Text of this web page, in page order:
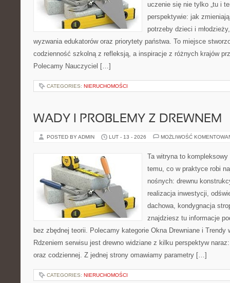
uczenie się nie tylko „tu i
perspektywie: jak
potrzeby dzieci i
wyzwania edukatorów oraz priorytety państwa. To miejsce
codzienność szkolną z refleksją, a inspiracje z różnych krajów
Polecamy Nauczyciel […]
CATEGORIES: NIERUCHOMOŚCI
WADY I PROBLEMY Z DREWNEM
POSTED BY ADMIN LUT - 13 - 2026 MOŻLIWOŚĆ
Ta witryna to
temu, co w praktyce robi
nośnych: drewnu
realizacja inwestycji,
dachowa, kondygnacja
znajdziesz tu informacje
bez zbędnej teorii. Polecamy kategorie Okna Drewniane i Trendy
Rdzeniem serwisu jest drewno widziane z kilku perspektyw
oraz codziennej. Z jednej strony omawiamy parametry […]
CATEGORIES: NIERUCHOMOŚCI